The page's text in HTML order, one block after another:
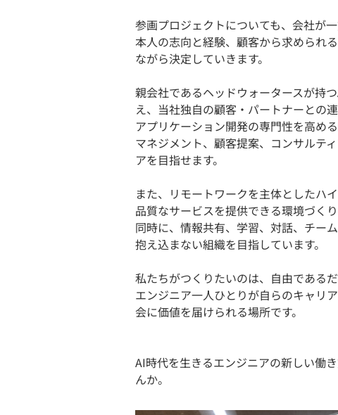
参画プロジェクトについても、会社が
本人の志向と経験、顧客から求められ
ながら決定していきます。
親会社であるヘッドウォータースが持
え、当社独自の顧客・パートナーとの
アプリケーション開発の専門性を高め
マネジメント、顧客提案、コンサルテ
アを目指せます。
また、リモートワークを主体としたハ
品質なサービスを提供できる環境づくり
同時に、情報共有、学習、対話、チー
抱え込まない組織を目指しています。
私たちがつくりたいのは、自由である
エンジニア一人ひとりが自らのキャリ
会に価値を届けられる場所です。
AI時代を生きるエンジニアの新しい働
んか。